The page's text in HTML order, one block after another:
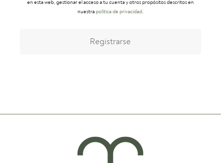
en esta web, gestionar el acceso a tu cuenta y otros propósitos descritos en
nuestrapolítica de privacidad.
Registrarse